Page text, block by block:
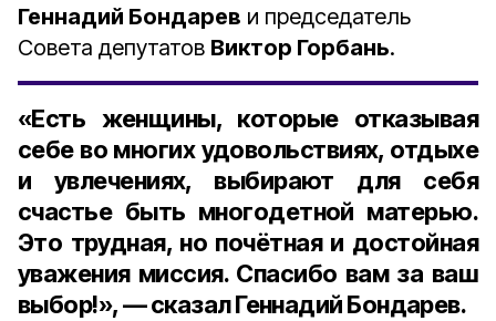
Геннадий Бондарев и председатель
Совета депутатов Виктор Горбань.
«Есть женщины, которые отказывая
себе во многих удовольствиях, отдыхе
и увлечениях, выбирают для себя
счастье быть многодетной матерью.
Это трудная, но почётная и достойная
уважения миссия. Спасибо вам за ваш
выбор!», — сказал Геннадий Бондарев.